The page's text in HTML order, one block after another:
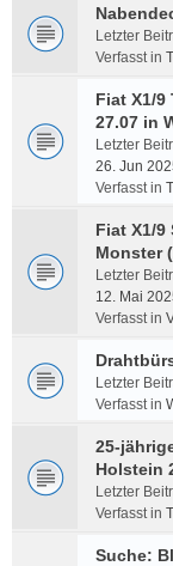
Letzter
Verfasst in
Fiat X1/9
27.07 in
Letzter
26. Jun
Verfasst in
Fiat X1/
Monster
Letzter
12. Mai
Verfasst in
Letzter
Verfasst in
25-
Holstein
Letzter
Verfasst in
Suche: